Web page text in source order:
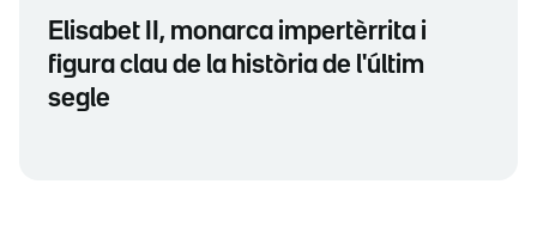
Elisabet II, monarca impertèrrita i
figura clau de la història de l'últim
segle